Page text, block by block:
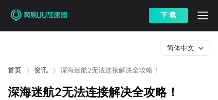
下 载
首页 资讯 深海迷航2无法连接解决全攻略！
简体中文
深海迷航2无法连接解决全攻略！